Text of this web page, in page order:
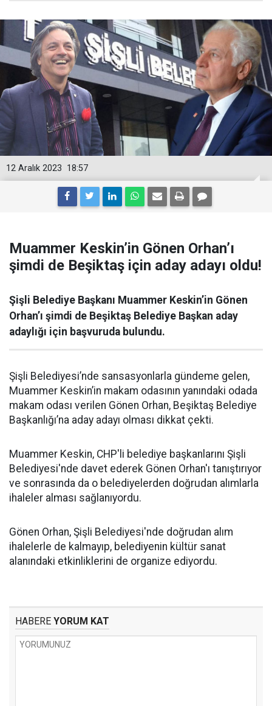
18:57
12 Aralık 2023
Muammer Keskin’in Gönen Orhan’ı
şimdi de Beşiktaş için aday adayı oldu!
Şişli Belediye Başkanı Muammer Keskin’in Gönen
Orhan’ı şimdi de Beşiktaş Belediye Başkan aday
adaylığı için başvuruda bulundu.
Şişli Belediyesi’nde sansasyonlarla gündeme gelen,
Muammer Keskin’in makam odasının yanındaki odada
makam odası verilen Gönen Orhan, Beşiktaş Belediye
Başkanlığı’na aday adayı olması dikkat çekti.
Muammer Keskin, CHP'li belediye başkanlarını Şişli
Belediyesi'nde davet ederek Gönen Orhan'ı tanıştırıyor
ve sonrasında da o belediyelerden doğrudan alımlarla
ihaleler alması sağlanıyordu.
Gönen Orhan, Şişli Belediyesi'nde doğrudan alım
ihalelerle de kalmayıp, belediyenin kültür sanat
alanındaki etkinliklerini de organize ediyordu.
HABERE YORUM KAT